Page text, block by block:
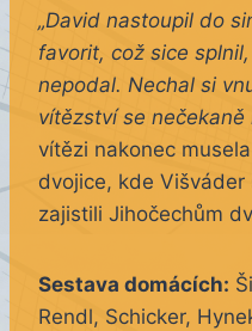
„David nastoupil do
favorit, což sice
nepodal. Nechal si
vítězství se nečekaně
vítězi nakonec
dvojice, kde Višváder
zajistili Jihočechům
Sestava domácích:
Rendl, Schicker,